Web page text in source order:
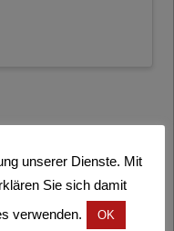
unserer Dienste. Mit
Sie sich damit
verwenden.
OK